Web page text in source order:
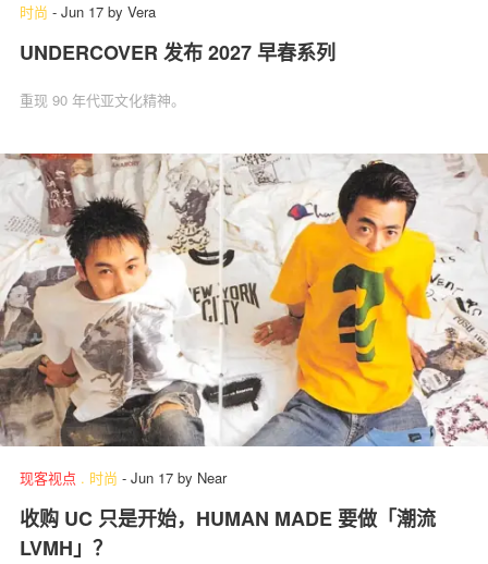
时尚 - Jun 17 by Vera
UNDERCOVER 发布 2027 早春系列
重现 90 年代亚文化精神。
现客视点 . 时尚 - Jun 17 by Near
收购 UC 只是开始，HUMAN MADE 要做「潮流
LVMH」？